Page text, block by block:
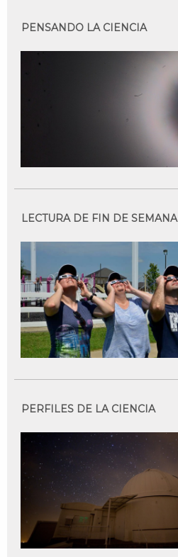
PENSANDO LA CIENCIA
LECTURA DE FIN DE SEMANA
PERFILES DE LA CIENCIA